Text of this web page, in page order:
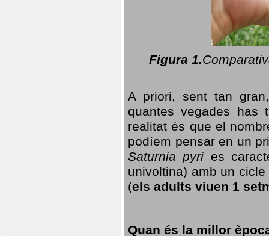
Figura 1.
A priori, sent tan
quantes vegades has
realitat és que el
podíem pensar en un
Saturnia pyri es
univoltina) amb un
(els adults viuen 1
Quan és la millor